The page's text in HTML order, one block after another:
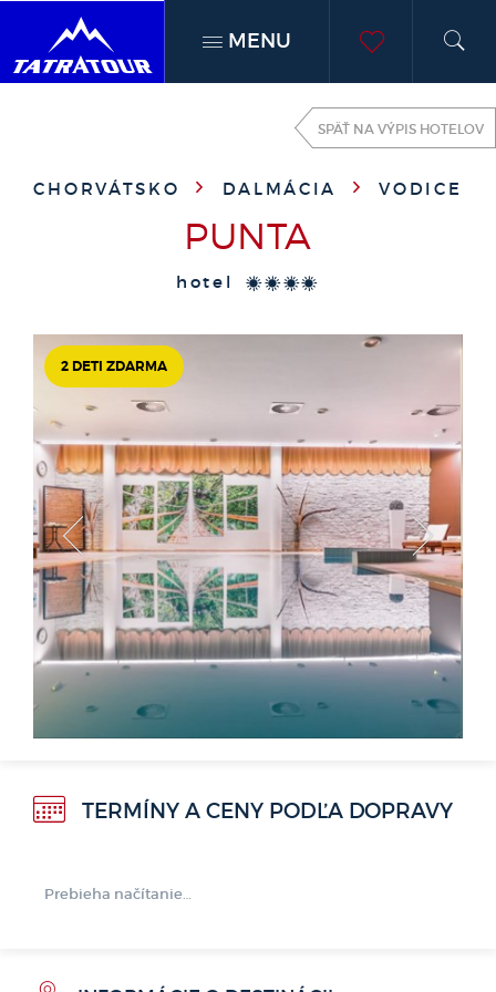
MENU
SPÄŤ NA VÝPIS HOTELOV
CHORVÁTSKO DALMÁCIA VODICE
PUNTA
hotel ****
2 DETI ZDARMA
< >
TERMÍNY A CENY PODĽA DOPRAVY
Prebieha načítanie…